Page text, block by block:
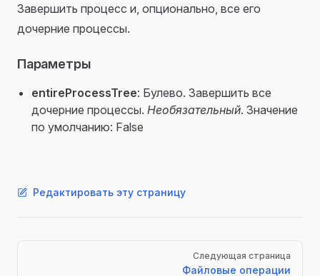
Завершить процесс и, опционально, все его
дочерние процессы.
Параметры
entireProcessTree: Булево. Завершить все
дочерние процессы. Необязательный. Значение
по умолчанию: False
Редактировать эту страницу
Pager
Следующая страница
Файловые операции